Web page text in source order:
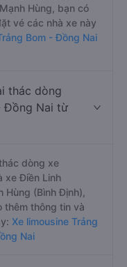
Hùng, bạn có
vé các nhà xe này
Bom - Đồng Nai
thác dòng
Đồng Nai từ
dòng xe
xe Điền Linh
Hùng (Bình Định),
thêm thông tin và
Xe limousine Trảng
Nai